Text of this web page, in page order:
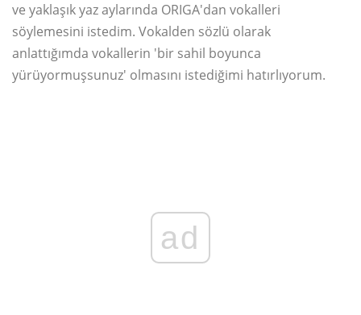
ve yaklaşık yaz aylarında ORIGA'dan vokalleri
söylemesini istedim. Vokalden sözlü olarak
anlattığımda vokallerin 'bir sahil boyunca
yürüyormuşsunuz' olmasını istediğimi hatırlıyorum.
ad